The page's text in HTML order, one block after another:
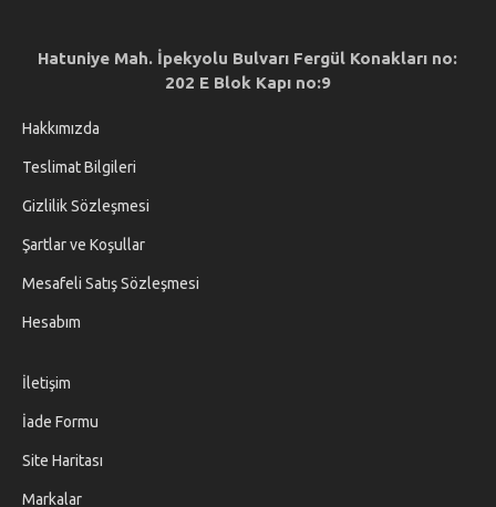
Hatuniye Mah. İpekyolu Bulvarı Fergül Konakları no:
202 E Blok Kapı no:9
Hakkımızda
Teslimat Bilgileri
Gizlilik Sözleşmesi
Şartlar ve Koşullar
Mesafeli Satış Sözleşmesi
Hesabım
İletişim
İade Formu
Site Haritası
Markalar